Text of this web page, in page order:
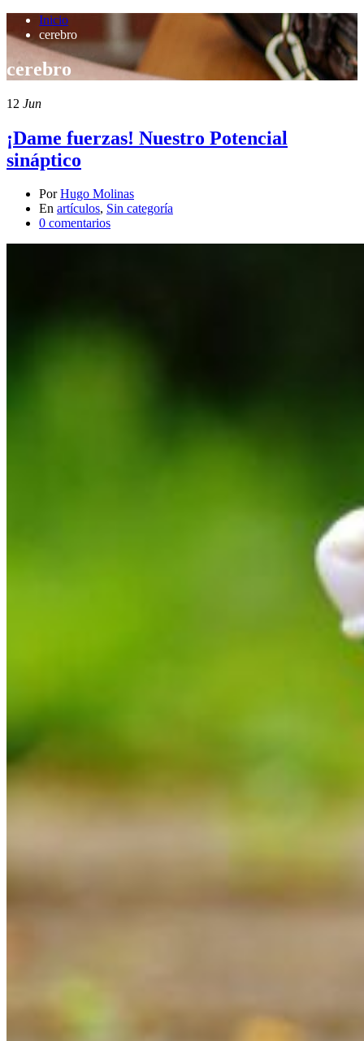
Inicio
cerebro
cerebro
12 Jun
¡Dame fuerzas! Nuestro Potencial
sináptico
Por Hugo Molinas
En artículos, Sin categoría
0 comentarios